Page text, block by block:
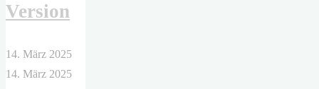
Version
14. März 2025
14. März 2025